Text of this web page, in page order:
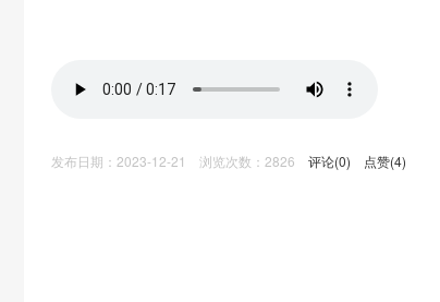
发布日期：2023-12-21 浏览次数：2826 评论(0) 点赞(4)